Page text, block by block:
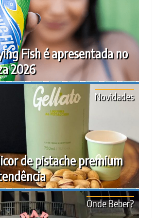
Fish é apresentada no
2026
de pistache premium
Novidades
Onde Beber?